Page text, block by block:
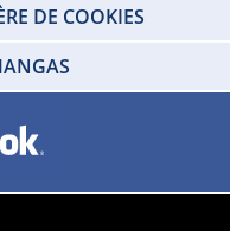
DE COOKIES